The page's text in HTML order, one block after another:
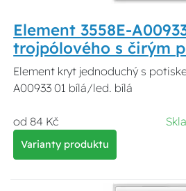
Element 3558E-
trojpólového s čirým
Element kryt jednoduchý s
A00933 01 bílá/led. bílá
od 84 Kč
Varianty produktu